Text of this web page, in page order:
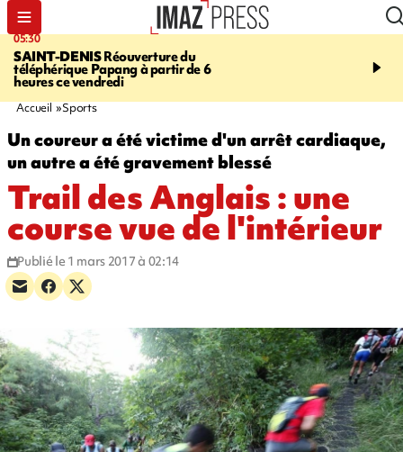
05:30
SAINT-DENISRéouverture du
téléphérique Papang à partir de 6
heures ce vendredi
07:00
Un vendredi
Accueil Sports
Un coureur a été victime d'un arrêt cardiaque,
un autre a été gravement blessé
Trail des Anglais : une
course vue de l'intérieur
Publié le 1 mars 2017 à 02:14